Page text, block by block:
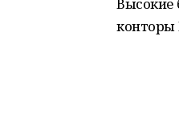
конторы